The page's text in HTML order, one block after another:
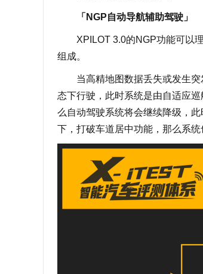
「NGP自动导航辅助驾驶」
XPILOT 3.0的NGP功能可以理
组成。
当高精地图数据丢失或发生突
态下行驶，此时系统是由自适应
么自动驾驶系统将会继续降级，
下，打破车道居中功能，那么系